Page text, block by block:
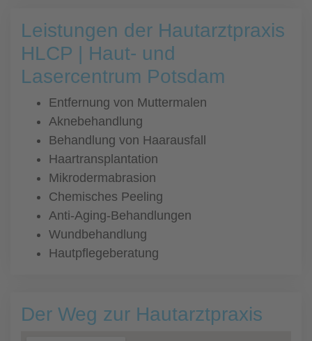
Leistungen der Hautarztpraxis
HLCP | Haut- und
Lasercentrum Potsdam
Entfernung von Muttermalen
Aknebehandlung
Behandlung von Haarausfall
Haartransplantation
Mikrodermabrasion
Chemisches Peeling
Anti-Aging-Behandlungen
Wundbehandlung
Hautpflegeberatung
Der Weg zur Hautarztpraxis